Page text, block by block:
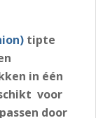
tipte
in één
voor
door